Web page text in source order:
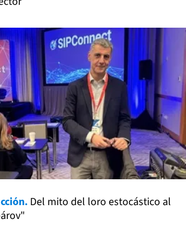
Del mito del loro estocástico al